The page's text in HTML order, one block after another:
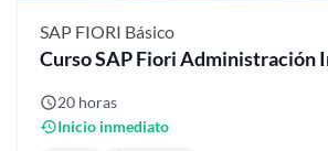
SAP FIORI Básico
Curso SAP Fiori Administración
20 horas
Inicio inmediato